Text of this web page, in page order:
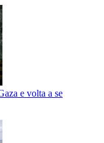
e volta a se